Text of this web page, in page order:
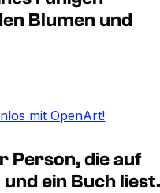
Blumen und
mit OpenArt!
Person, die auf
ein Buch